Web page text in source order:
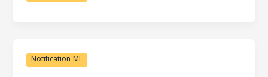
Notification ML